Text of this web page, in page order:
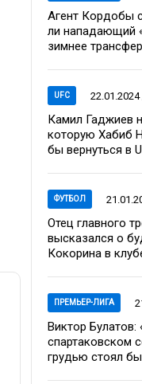
Агент Кордобы
ли нападающий
зимнее
UFC
Камил Гаджиев
которую Хабиб
бы вернуться в
ФУТБОЛ
Отец главного
высказался о
Кокорина в
ПРЕМЬЕР-ЛИГА
Виктор
спартаковском
грудью стоял